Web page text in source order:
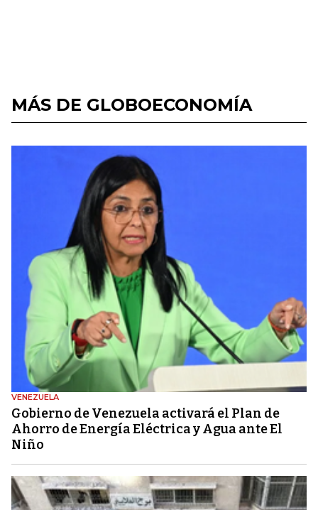
MÁS DE GLOBOECONOMÍA
VENEZUELA
Gobierno de Venezuela activará el Plan de
Ahorro de Energía Eléctrica y Agua ante El
Niño